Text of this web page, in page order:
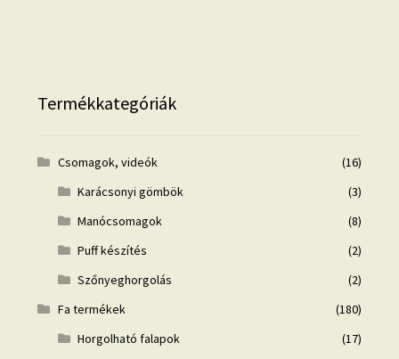
Termékkategóriák
Csomagok, videók
(16)
Karácsonyi gömbök
(3)
Manócsomagok
(8)
Puff készítés
(2)
Szőnyeghorgolás
(2)
Fa termékek
(180)
Horgolható falapok
(17)